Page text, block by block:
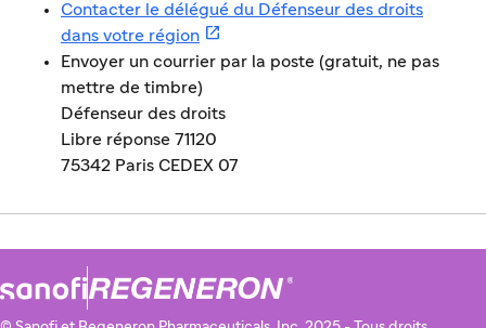
Contacter le délégué du Défenseur des droits
dans votre région 
Envoyer un courrier par la poste (gratuit, ne pas
mettre de timbre)
Défenseur des droits
Libre réponse 71120
75342 Paris CEDEX 07